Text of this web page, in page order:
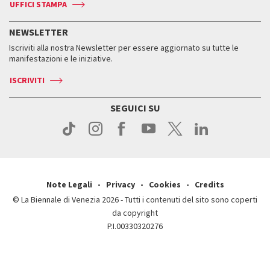
Press
Accrediti
Come raggiungerci
Accrediti
Come raggiungerci
Contatti
Press
Press
Edizioni passate
Orari e sedi
Biglietti
Servizi al pubblico
Come raggiungerci
Contatti
ASAC DATI
Storia
Orari e sedi
UFFICI STAMPA
NEWSLETTER
Iscriviti alla nostra Newsletter per essere aggiornato su tutte le
manifestazioni e le iniziative.
ISCRIVITI
SEGUICI SU
Note Legali Privacy Cookies
Credits
© La Biennale di Venezia 2026 - Tutti i contenuti del sito sono coperti
da copyright
P.I.00330320276